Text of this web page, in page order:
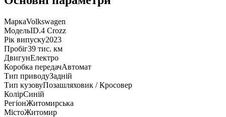
МаркаVolkswagen
МодельID.4 Crozz
Рік випуску2023
Пробіг39 тис. км
ДвигунЕлектро
Коробка передачАвтомат
Тип приводуЗадній
Тип кузовуПозашляховик / Кросовер
КолірСиній
РегіонЖитомирська
МістоЖитомир